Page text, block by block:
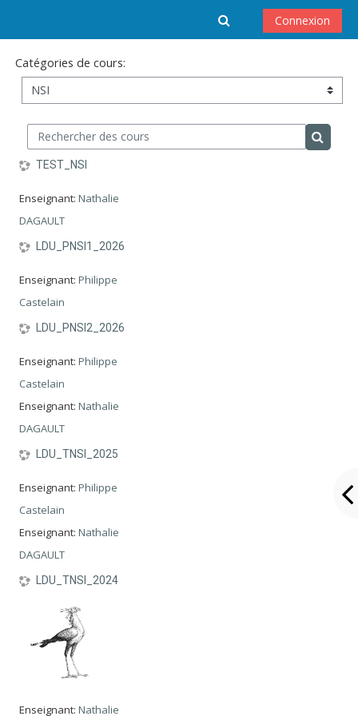
Activer/Connexion
Catégories de cours:
Rechercher des cours
TEST_NSI
Enseignant:Nathalie
DAGAULT
LDU_PNSI1_2026
Enseignant:Philippe
Castelain
LDU_PNSI2_2026
Enseignant:Philippe
Castelain
Enseignant:Nathalie
DAGAULT
LDU_TNSI_2025
Enseignant:Philippe
Castelain
Enseignant:Nathalie
DAGAULT
LDU_TNSI_2024
Enseignant:Nathalie